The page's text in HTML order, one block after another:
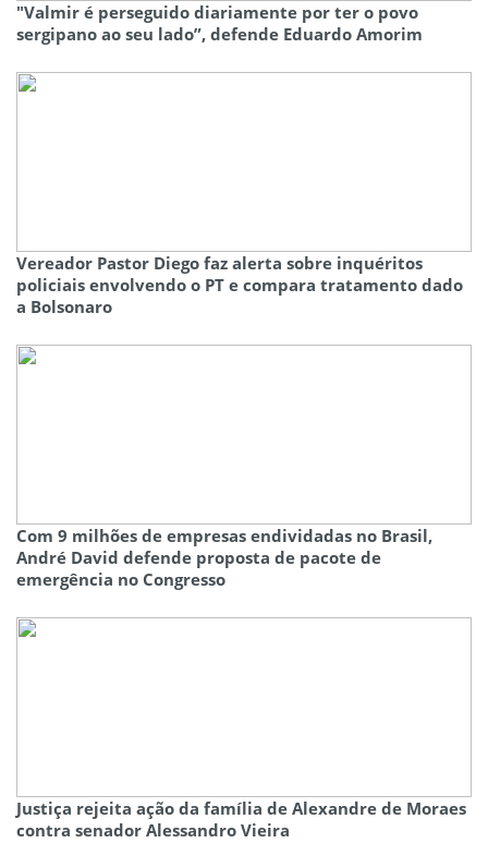
"Valmir é perseguido diariamente por ter o povo
sergipano ao seu lado”, defende Eduardo Amorim
Vereador Pastor Diego faz alerta sobre inquéritos
policiais envolvendo o PT e compara tratamento dado
a Bolsonaro
Com 9 milhões de empresas endividadas no Brasil,
André David defende proposta de pacote de
emergência no Congresso
Justiça rejeita ação da família de Alexandre de Moraes
contra senador Alessandro Vieira